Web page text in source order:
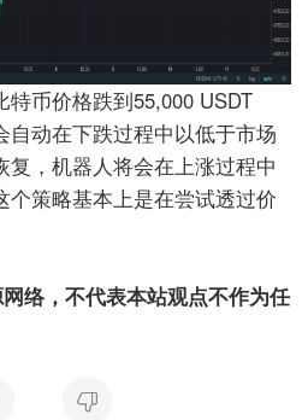
币价格跌到55,000 USDT
自动在下跌过程中以低于市场
，机器人将会在上涨过程中
个策略基本上是在尝试透过价
，不代表本站观点不作为任